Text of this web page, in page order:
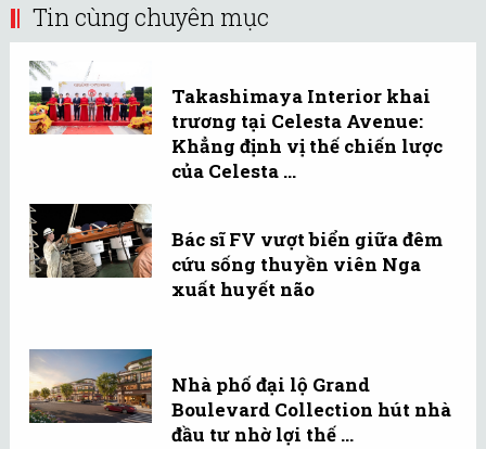
Tin cùng chuyên mục
Takashimaya Interior khai
trương tại Celesta Avenue:
Khẳng định vị thế chiến lược
của Celesta ...
Bác sĩ FV vượt biển giữa đêm
cứu sống thuyền viên Nga
xuất huyết não
Nhà phố đại lộ Grand
Boulevard Collection hút nhà
đầu tư nhờ lợi thế ...